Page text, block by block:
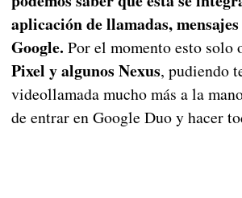
aplicación de llamadas,
Google. Por el momento esto solo
Pixel y algunos Nexus, pudiendo
videollamada mucho más a la
de entrar en Google Duo y hacer